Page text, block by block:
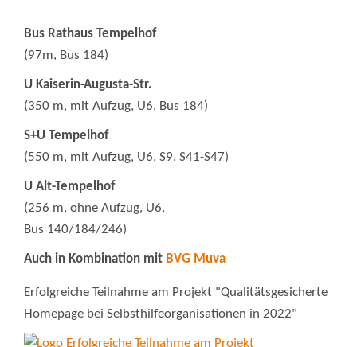
Bus Rathaus Tempelhof
(97m, Bus 184)
U Kaiserin-Augusta-Str.
(350 m, mit Aufzug, U6, Bus 184)
S+U Tempelhof
(550 m, mit Aufzug, U6, S9, S41-S47)
U Alt-Tempelhof
(256 m, ohne Aufzug, U6,
Bus 140/184/246)
Auch in Kombination mit BVG Muva
Erfolgreiche Teilnahme am Projekt "Qualitätsgesicherte
Homepage bei Selbsthilfeorganisationen in 2022"